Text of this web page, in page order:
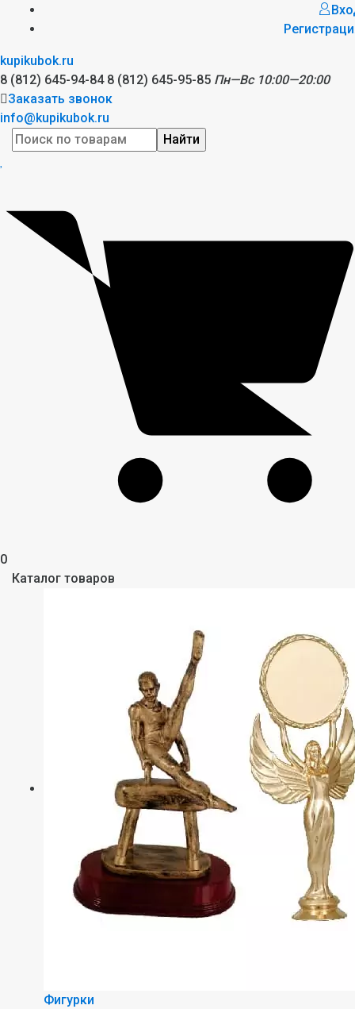
kupikubok.ru
8 (812) 645-94-84 8 (812) 645-95-85 Пн—Вс 10:00—20:00
Заказать звонок
info@kupikubok.ru
Найти
0
Каталог товаров
Фигурки